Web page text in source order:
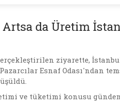
da Üretim
ziyarette,
Esnaf Odası'ndan
ve tüketimi konusu